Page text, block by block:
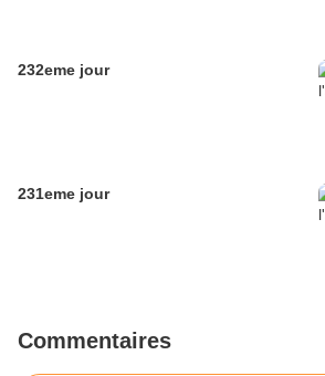
232eme jour
231eme jour
Commentaires